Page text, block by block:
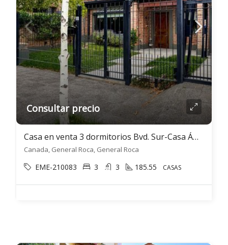
Consultar precio
Casa en venta 3 dormitorios Bvd. Sur-Casa Ámbar- Gral. Roca
Canada, General Roca, General Roca
EME-210083 3 3 185.55 CASAS